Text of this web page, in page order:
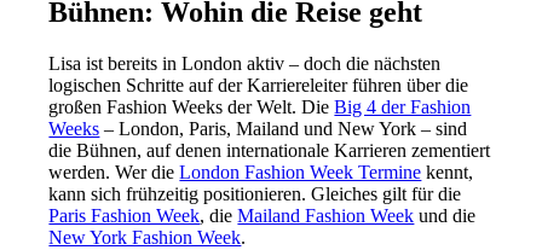
Bühnen: Wohin die Reise geht
Lisa ist bereits in London aktiv – doch die nächsten
logischen Schritte auf der Karriereleiter führen über die
großen Fashion Weeks der Welt. DieBig 4 der Fashion
Weeks – London, Paris, Mailand und New York – sind
die Bühnen, auf denen internationale Karrieren zementiert
werden. Wer dieLondon Fashion Week Termine kennt,
kann sich frühzeitig positionieren. Gleiches gilt für die
Paris Fashion Week, dieMailand Fashion Week und die
New York Fashion Week.